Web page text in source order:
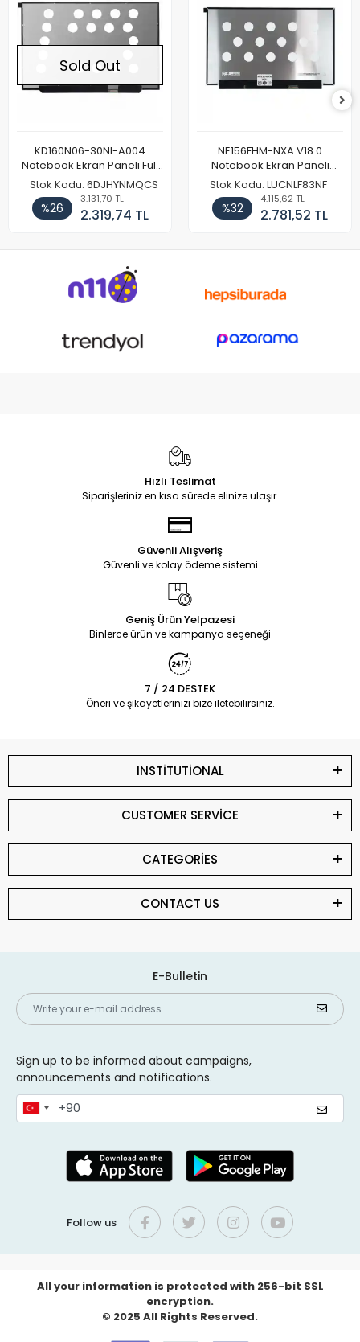
Sold Out
KD160N06-30NI-A004
Notebook Ekran Paneli Full
HD
Stok Kodu: 6DJHYNMQCS
%26
3.131,70 TL
2.319,74 TL
NE156FHM-NXA V18.0
Notebook Ekran Paneli
144Hz
Stok Kodu: LUCNLF83NF
%32
4.115,62 TL
2.781,52 TL
Hızlı Teslimat
Siparişleriniz en kısa sürede elinize ulaşır.
Güvenli Alışveriş
Güvenli ve kolay ödeme sistemi
Geniş Ürün Yelpazesi
Binlerce ürün ve kampanya seçeneği
7 / 24 DESTEK
Öneri ve şikayetlerinizi bize iletebilirsiniz.
INSTİTUTİONAL
CUSTOMER SERVİCE
CATEGORİES
CONTACT US
E-Bulletin
Sign up to be informed about campaigns,
announcements and notifications.
Follow us
All your information is protected with 256-bit SSL
encryption.
© 2025 All Rights Reserved.